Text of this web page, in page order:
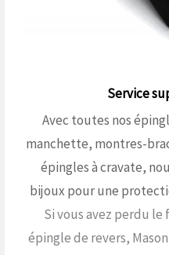
Service
Avec toutes nos
manchette, montres-
épingles à cravate,
bijoux pour une
Si vous avez perdu
épingle de revers,